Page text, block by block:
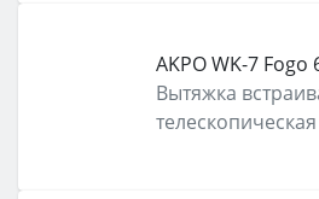
АKPO WK-7
Вытяжка
телескопическая